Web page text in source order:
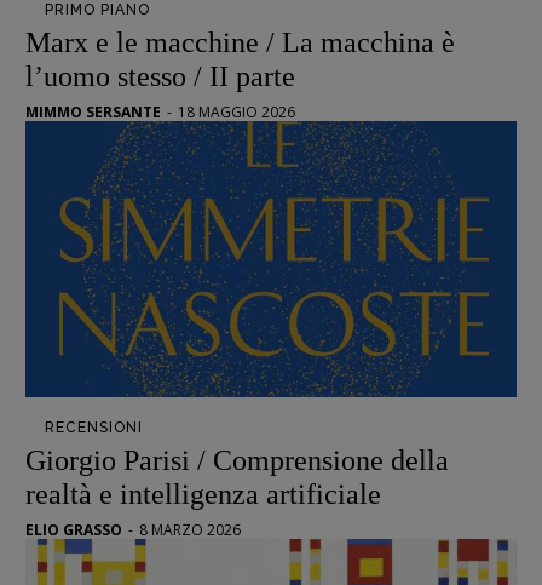
Primo Piano
Interviste
Archeologie del
presente
Fumetti
Libro & Film
Pulp for kids
Opera prima
DOSSIER
Editoria
Intelligenza Artificiale
Maestri sommersi
PRIMO PIANO
Marx e le macchine / La macchina è
l’uomo stesso / II parte
MIMMO SERSANTE - 18 MAGGIO 2026
RECENSIONI
Giorgio Parisi / Comprensione della
realtà e intelligenza artificiale
ELIO GRASSO - 8 MARZO 2026